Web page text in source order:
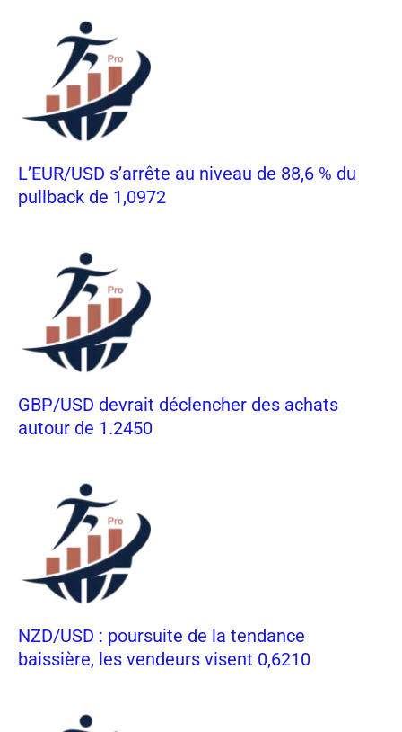
L’EUR/USD s’arrête au niveau de 88,6 % du
pullback de 1,0972
GBP/USD devrait déclencher des achats
autour de 1.2450
NZD/USD : poursuite de la tendance
baissière, les vendeurs visent 0,6210